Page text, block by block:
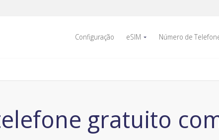
Configuração eSIM Número de
gratuito